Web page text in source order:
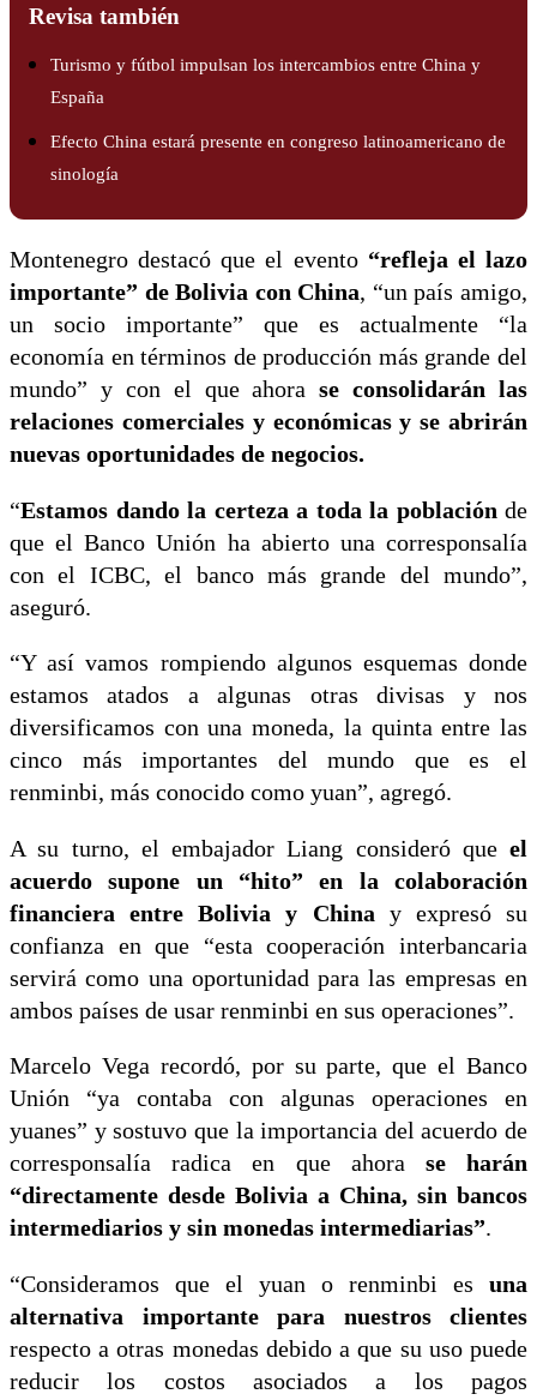
Revisa también
Turismo y fútbol impulsan los intercambios entre China y
España
Efecto China estará presente en congreso latinoamericano de
sinología
Montenegro destacó que el evento “refleja el lazo
importante” de Bolivia con China, “un país amigo,
un socio importante” que es actualmente “la
economía en términos de producción más grande del
mundo” y con el que ahorase consolidarán las
relaciones comerciales y económicas y se abrirán
nuevas oportunidades de negocios.
“Estamos dando la certeza a toda la población de
que el Banco Unión ha abierto una corresponsalía
con el ICBC, el banco más grande del mundo”,
aseguró.
“Y así vamos rompiendo algunos esquemas donde
estamos atados a algunas otras divisas y nos
diversificamos con una moneda, la quinta entre las
cinco más importantes del mundo que es el
renminbi, más conocido como yuan”, agregó.
A su turno, el embajador Liang consideró queel
acuerdo supone un “hito” en la colaboración
financiera entre Bolivia y China y expresó su
confianza en que “esta cooperación interbancaria
servirá como una oportunidad para las empresas en
ambos países de usar renminbi en sus operaciones”.
Marcelo Vega recordó, por su parte, que el Banco
Unión “ya contaba con algunas operaciones en
yuanes” y sostuvo que la importancia del acuerdo de
corresponsalía radica en que ahorase harán
“directamente desde Bolivia a China, sin bancos
intermediarios y sin monedas intermediarias”.
“Consideramos que el yuan o renminbi es una
alternativa importante para nuestros clientes
respecto a otras monedas debido a que su uso puede
reducir los costos asociados a los pagos